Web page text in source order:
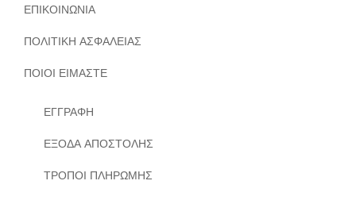
ΕΠΙΚΟΙΝΩΝΙΑ
ΠΟΛΙΤΙΚΗ ΑΣΦΑΛΕΙΑΣ
ΠΟΙΟΙ ΕΙΜΑΣΤΕ
ΕΓΓΡΑΦΗ
ΕΞΟΔΑ ΑΠΟΣΤΟΛΗΣ
ΤΡΟΠΟΙ ΠΛΗΡΩΜΗΣ